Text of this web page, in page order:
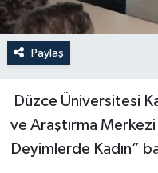
Paylaş
Düzce Üniversitesi
ve Araştırma
Deyimlerde Kadın”